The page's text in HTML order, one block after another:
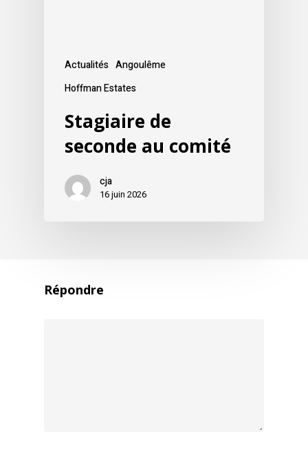
Actualités Angoulême
Hoffman Estates
Stagiaire de
seconde au comité
cja
16 juin 2026
Répondre